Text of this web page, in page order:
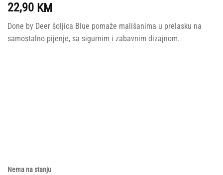
22,90 KM
Done by Deer šoljica Blue pomaže mališanima u prelasku na
samostalno pijenje, sa sigurnim i zabavnim dizajnom.
Nema na stanju